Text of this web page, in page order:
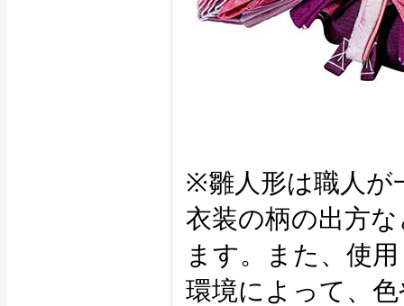
※雛人形は職人が
衣装の柄の出方
ます。また、使
環境によって、